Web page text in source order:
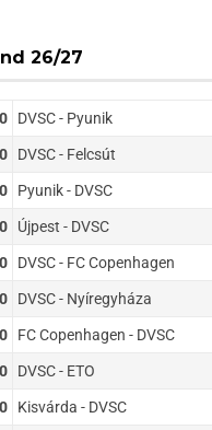
26/27
DVSC - Pyunik
DVSC - Felcsút
Pyunik - DVSC
Újpest - DVSC
DVSC - FC Copenhagen
DVSC - Nyíregyháza
FC Copenhagen - DVSC
DVSC - ETO
Kisvárda - DVSC